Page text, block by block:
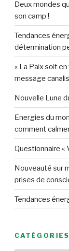
Deux mondes
son camp !
Tendances
détermination
« La Paix soit
message
Nouvelle Lune
Energies du
comment
Questionnaire «
Nouveauté sur
prises de
Tendances
CATÉGORIES